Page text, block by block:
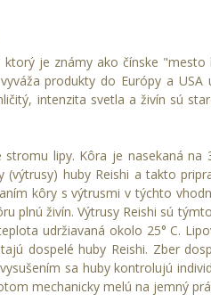
ktorý je známy ako čínske
produkty do Európy a
intenzita svetla a živín sú
stromu lipy. Kôra je nasekaná
huby Reishi a takto
kôry s výtrusmi v týchto
plnú živín. Výtrusy Reishi sú
udržiavaná okolo 25° C.
dospelé huby Reishi. Zber
sa huby kontrolujú
mechanicky melú na jemný